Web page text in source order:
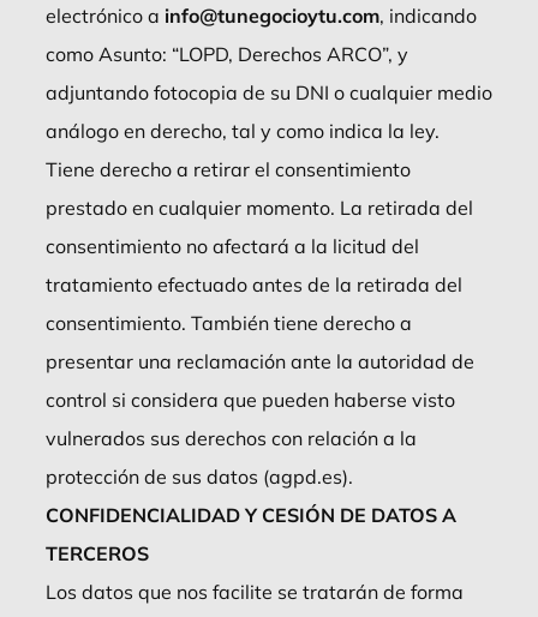
electrónico a info@tunegocioytu.com, indicando
como Asunto: “LOPD, Derechos ARCO”, y
adjuntando fotocopia de su DNI o cualquier medio
análogo en derecho, tal y como indica la ley.
Tiene derecho a retirar el consentimiento
prestado en cualquier momento. La retirada del
consentimiento no afectará a la licitud del
tratamiento efectuado antes de la retirada del
consentimiento. También tiene derecho a
presentar una reclamación ante la autoridad de
control si considera que pueden haberse visto
vulnerados sus derechos con relación a la
protección de sus datos (agpd.es).
CONFIDENCIALIDAD Y CESIÓN DE DATOS A
TERCEROS
Los datos que nos facilite se tratarán de forma